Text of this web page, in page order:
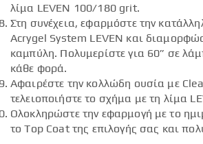
λίμα LEVEN 100/180 grit.
Στη συνέχεια, εφαρμόστε την
Acrygel System LEVEN και
καμπύλη. Πολυμερίστε για 60” σε
κάθε φορά.
Αφαιρέστε την κολλώδη ουσία με
τελειοποιήστε το σχήμα με τη λίμα
Ολοκληρώστε την εφαρμογή με το
το Top Coat της επιλογής σας και